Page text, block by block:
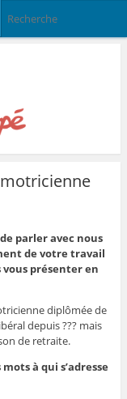
parler avec nous
de votre travail
présenter en
diplômée de
depuis ??? mais
de retraite.
à qui s’adresse